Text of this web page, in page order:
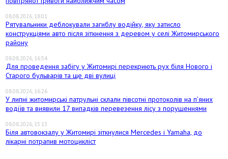
08.08.2026, 18:01
Рятувальники деблокували загиблу водійку, яку затисло
конструкціями авто після зіткнення з деревом у селі Житомирського
району
08.08.2026, 16:54
Для проведення забігу у Житомирі перекриють рух біля Нового і
Старого бульварів та ще дві вулиці
08.08.2026, 16:26
У липні житомирські патрульні склали півсотні протоколів на пʼяних
водіїв та виявили 17 випадків перевезення лісу з порушеннями
08.08.2026, 15:13
Біля автовокзалу у Житомирі зіткнулися Mercedes і Yamaha, до
лікарні потрапив мотоцикліст